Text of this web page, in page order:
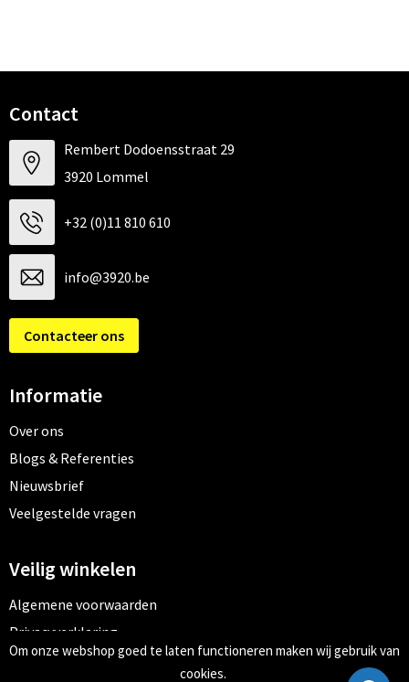
Contact
Rembert Dodoensstraat 29
3920 Lommel
+32 (0)11 810 610
info@3920.be
Contacteer ons
Informatie
Over ons
Blogs & Referenties
Nieuwsbrief
Veelgestelde vragen
Veilig winkelen
Algemene voorwaarden
Privacyverklaring
Cookiebeleid
Om onze webshop goed te laten functioneren maken wij gebruik van
cookies.